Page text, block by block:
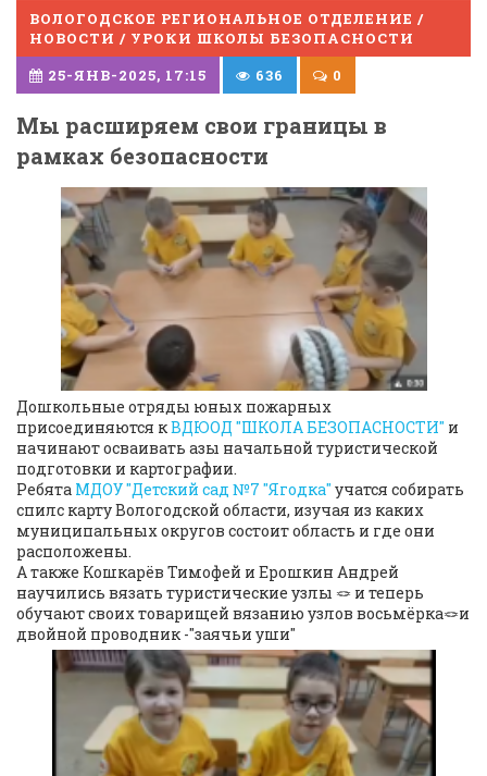
ВОЛОГОДСКОЕ РЕГИОНАЛЬНОЕ ОТДЕЛЕНИЕ /
НОВОСТИ / УРОКИ ШКОЛЫ БЕЗОПАСНОСТИ
25-ЯНВ-2025, 17:15
636 0
Мы расширяем свои границы в
рамках безопасности
Дошкольные отряды юных пожарных
присоединяются кВДЮОД "ШКОЛА БЕЗОПАСНОСТИ" и
начинают осваивать азы начальной туристической
подготовки и картографии.
Ребята МДОУ "Детский сад №7 "Ягодка" учатся собирать
спилс карту Вологодской области, изучая из каких
муниципальных округов состоит область и где они
расположены.
А также Кошкарёв Тимофей и Ерошкин Андрей
научились вязать туристические узлы 🪢 и теперь
обучают своих товарищей вязанию узлов восьмёрка🪢и
двойной проводник -"заячьи уши"